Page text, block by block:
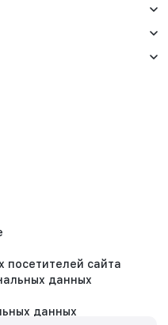
посетителей сайта
данных
данных